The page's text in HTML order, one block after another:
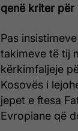
qenë kriter për
Pas
takimeve të tij
kërkimfaljeje
Kosovës i
jepet e ftesa
Evropiane që